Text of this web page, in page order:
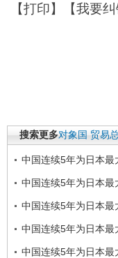
【打印】【我要
搜索更多对象国 贸易
中国连续5年为日本最
中国连续5年为日本最
中国连续5年为日本最
中国连续5年为日本最
中国连续5年为日本最